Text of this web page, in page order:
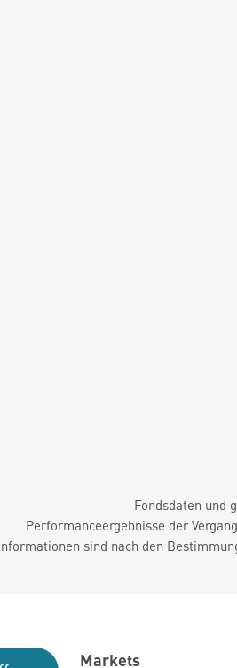
Fondsdaten und
Performanceergebnisse der
sind nach den
Markets